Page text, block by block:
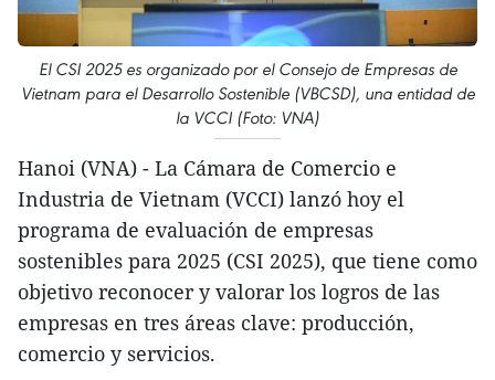
El CSI 2025 es organizado por el Consejo de Empresas de
Vietnam para el Desarrollo Sostenible (VBCSD), una entidad de
la VCCI (Foto: VNA)
Hanoi (VNA) - La Cámara de Comercio e
Industria de Vietnam (VCCI) lanzó hoy el
programa de evaluación de empresas
sostenibles para 2025 (CSI 2025), que tiene como
objetivo reconocer y valorar los logros de las
empresas en tres áreas clave: producción,
comercio y servicios.